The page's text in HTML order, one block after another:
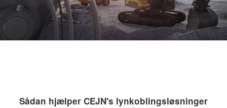
Sådan hjælper CEJN's lynkoblingsløsninger